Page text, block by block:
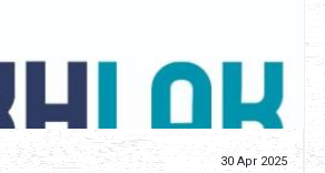
30 Apr 2025